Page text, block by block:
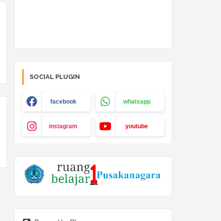
SOCIAL PLUGIN
facebook whatsapp
instagram youtube